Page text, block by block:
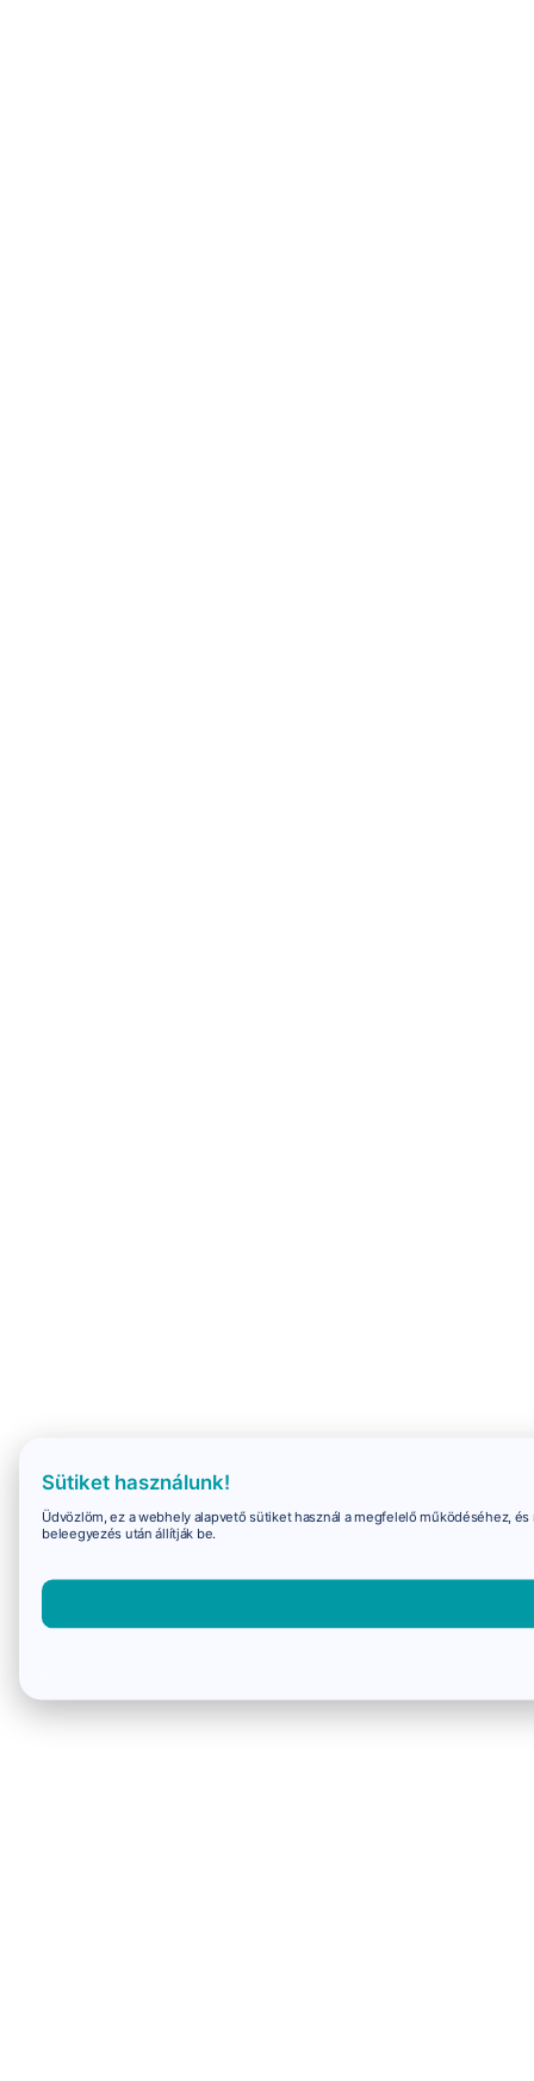
Sütiket használunk!
Üdvözlöm, ez a webhely alapvető sütiket használ a megfelelő működéséhez,
beleegyezés után állítják be.